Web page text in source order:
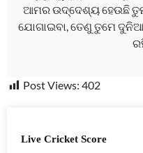
ଆମର ଉଦ୍ଦେଶ୍ୟ ହେଉଛି
ଯୋଗାଇବା, ତେଣୁ ତୁମେ
Post Views: 402
Live Cricket Score